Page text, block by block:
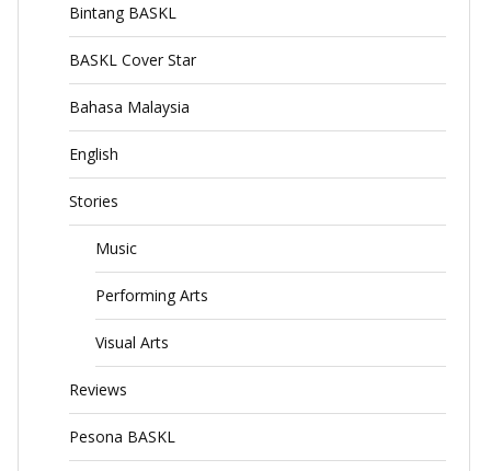
Bintang BASKL
BASKL Cover Star
Bahasa Malaysia
English
Stories
Music
Performing Arts
Visual Arts
Reviews
Pesona BASKL